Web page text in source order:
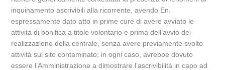
inquinamento ascrivibili alla ricorrente, avendo En.
espressamente dato atto in prime cure di avere avviato le
attività di bonifica a titolo volontario e prima dell’avvio dei
realizzazione della centrale, senza avere previamente svolto
attività sul sito contaminato; in ogni caso, avrebbe dovuto
essere l’Amministrazione a dimostrare l’ascrivibilità in capo ad